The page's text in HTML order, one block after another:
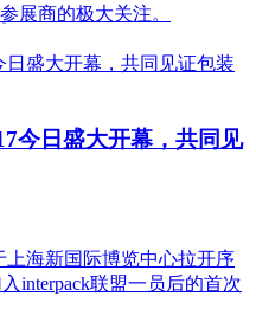
展商的极大关注。
今日盛大开幕，共同见
上海新国际博览中心拉开序
interpack联盟一员后的首次